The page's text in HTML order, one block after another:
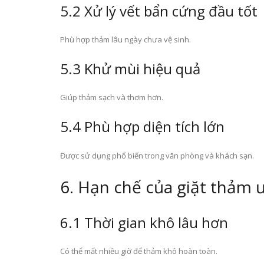
5.2 Xử lý vết bẩn cứng đầu tốt
Phù hợp thảm lâu ngày chưa vệ sinh.
5.3 Khử mùi hiệu quả
Giúp thảm sạch và thơm hơn.
5.4 Phù hợp diện tích lớn
Được sử dụng phổ biến trong văn phòng và khách sạn.
6. Hạn chế của giặt thảm
6.1 Thời gian khô lâu hơn
Có thể mất nhiều giờ để thảm khô hoàn toàn.